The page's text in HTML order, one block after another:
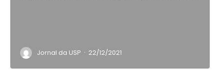
Jornal da USP · 22/12/2021